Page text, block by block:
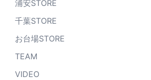
浦安STORE
千葉STORE
お台場STORE
TEAM
VIDEO